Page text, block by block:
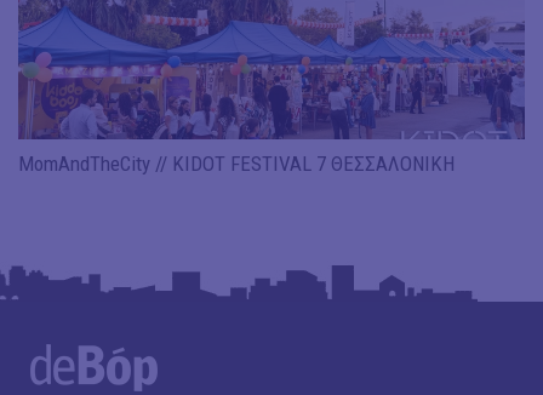
MomAndTheCity // KIDOT FESTIVAL 7 ΘΕΣΣΑΛΟΝΙΚΗ